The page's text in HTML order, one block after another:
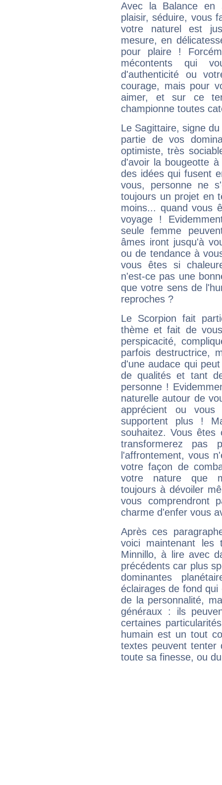
Avec la Balance en
plaisir, séduire, vous
votre naturel est
mesure, en
pour plaire !
mécontents qui
d'authenticité ou
courage, mais pour
aimer, et sur ce
championne toutes
Le Sagittaire, signe
partie de vos
optimiste, très
d'avoir la bougeotte
des idées qui fusent
vous, personne ne
toujours un projet en
moins... quand vous
voyage !
seule femme
âmes iront jusqu'à
ou de tendance à
vous êtes si
n'est-ce pas une
que votre sens de
reproches ?
Le Scorpion fait
thème et fait de
perspicacité,
parfois destructrice,
d'une audace qui
de qualités et tant
personne !
naturelle autour de
apprécient ou
supportent plus !
souhaitez. Vous
transformerez pas
l'affrontement, vous
votre façon de
votre nature que
toujours à dévoiler
vous comprendront
charme d'enfer vous
Après ces
voici maintenant les
Minnillo, à lire avec
précédents car plus
dominantes
éclairages de fond
de la personnalité,
généraux : ils
certaines
humain est un tout
textes peuvent tenter
toute sa finesse, ou